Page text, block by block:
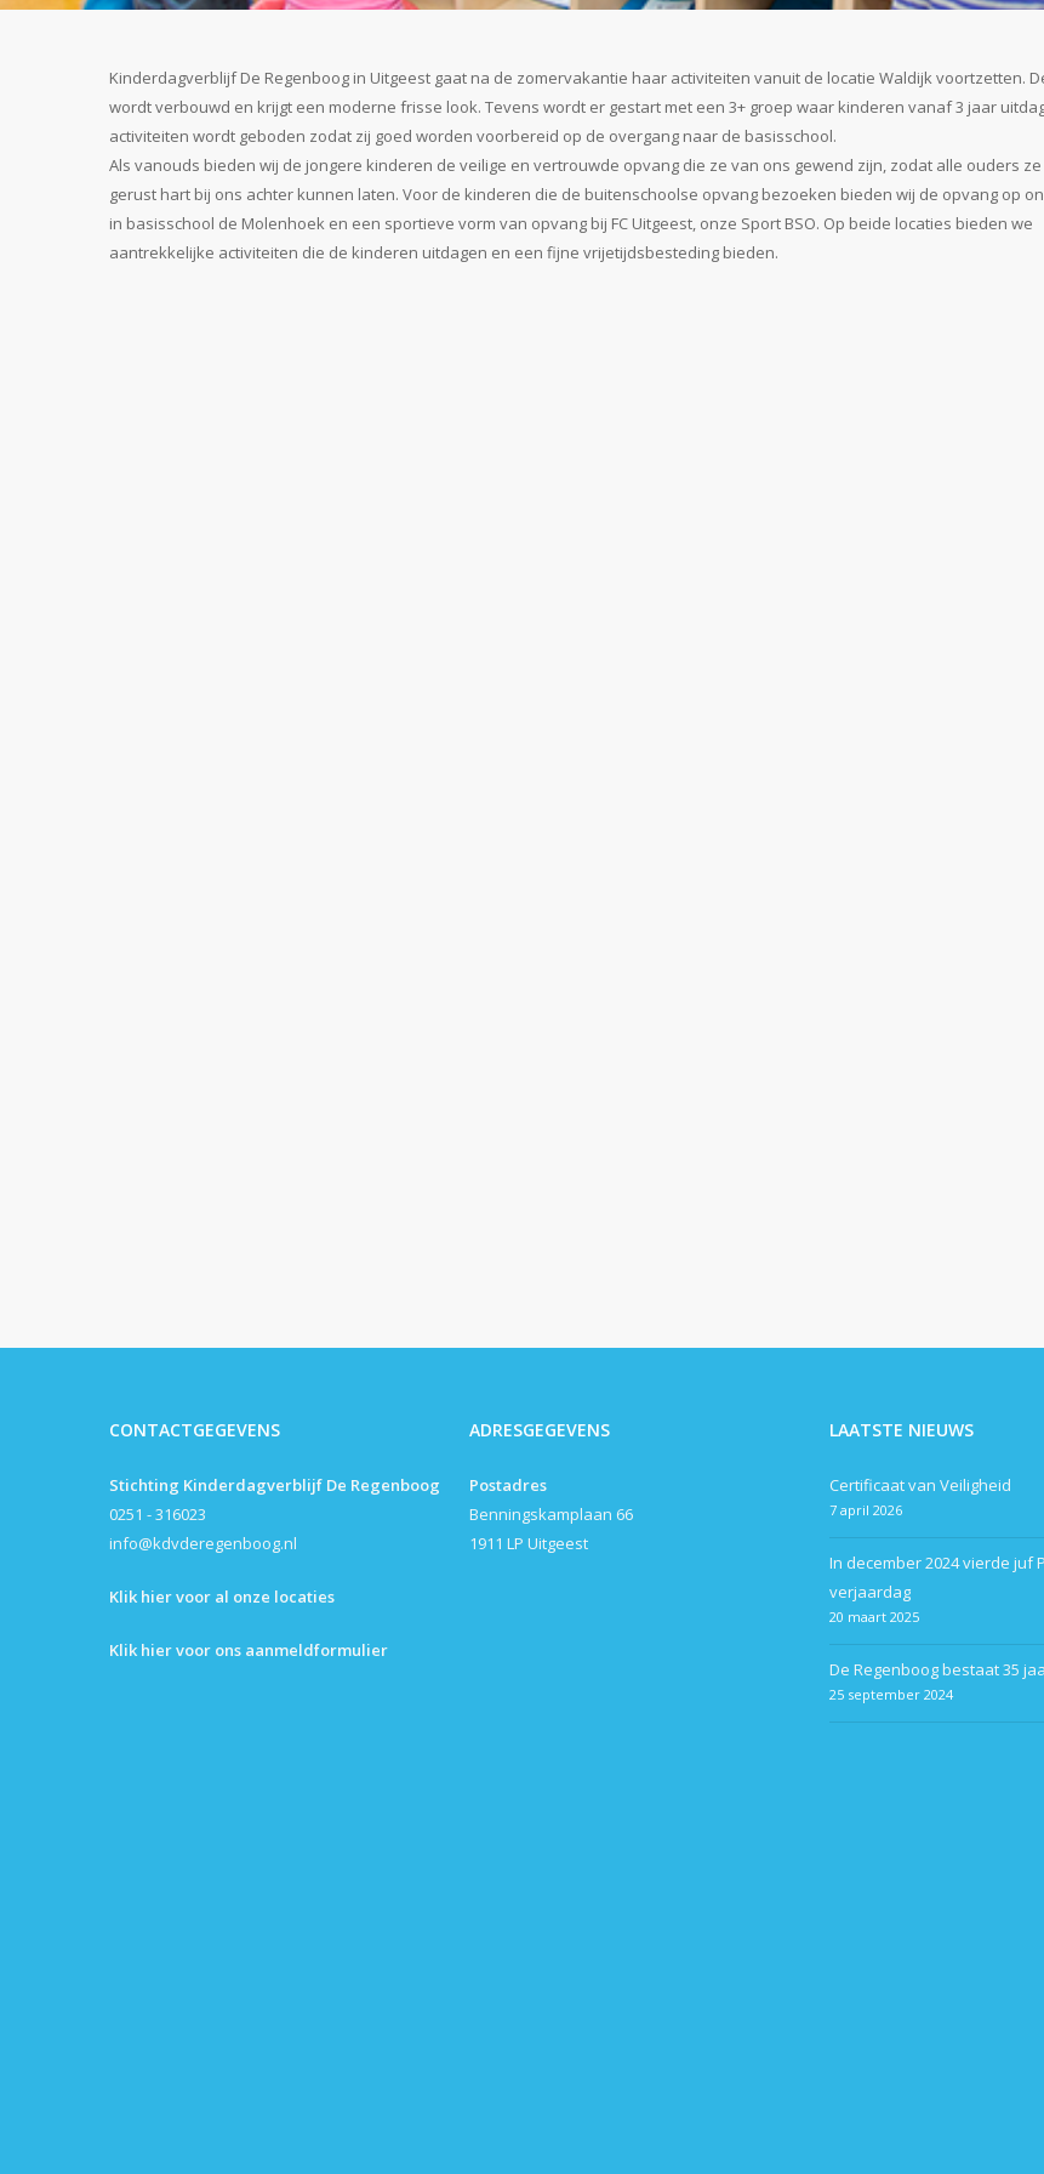
Kinderdagverblijf De Regenboog in Uitgeest gaat na de zomervakantie haar activiteiten vanuit de locatie Waldijk voortzetten.
wordt verbouwd en krijgt een moderne frisse look. Tevens wordt er gestart met een 3+ groep waar kinderen vanaf 3 jaar
activiteiten wordt geboden zodat zij goed worden voorbereid op de overgang naar de basisschool.
Als vanouds bieden wij de jongere kinderen de veilige en vertrouwde opvang die ze van ons gewend zijn, zodat alle ouders
gerust hart bij ons achter kunnen laten. Voor de kinderen die de buitenschoolse opvang bezoeken bieden wij de opvang op
in basisschool de Molenhoek en een sportieve vorm van opvang bij FC Uitgeest, onze Sport BSO. Op beide locaties bieden we
aantrekkelijke activiteiten die de kinderen uitdagen en een fijne vrijetijdsbesteding bieden.
CONTACTGEGEVENS
Stichting Kinderdagverblijf De Regenboog
0251 - 316023
info@kdvderegenboog.nl
Klik hier voor al onze locaties
Klik hier voor ons aanmeldformulier
ADRESGEGEVENS
Postadres
Benningskamplaan 66
1911 LP Uitgeest
LAATSTE NIEUWS
Certificaat van Veiligheid
7 april 2026
In december 2024 vierde juf
verjaardag
20 maart 2025
De Regenboog bestaat 35
25 september 2024